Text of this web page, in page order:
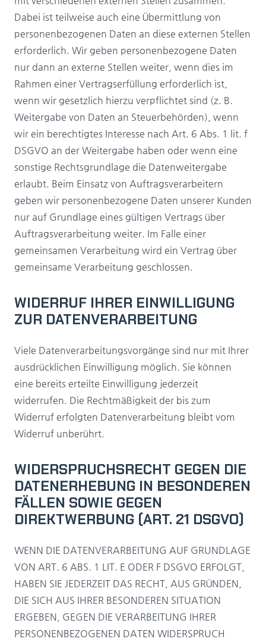
Dabei ist teilweise auch eine Übermittlung von
personenbezogenen Daten an diese externen Stellen
erforderlich. Wir geben personenbezogene Daten
nur dann an externe Stellen weiter, wenn dies im
Rahmen einer Vertragserfüllung erforderlich ist,
wenn wir gesetzlich hierzu verpflichtet sind (z. B.
Weitergabe von Daten an Steuerbehörden), wenn
wir ein berechtigtes Interesse nach Art. 6 Abs. 1 lit. f
DSGVO an der Weitergabe haben oder wenn eine
sonstige Rechtsgrundlage die Datenweitergabe
erlaubt. Beim Einsatz von Auftragsverarbeitern
geben wir personenbezogene Daten unserer Kunden
nur auf Grundlage eines gültigen Vertrags über
Auftragsverarbeitung weiter. Im Falle einer
gemeinsamen Verarbeitung wird ein Vertrag über
gemeinsame Verarbeitung geschlossen.
WIDERRUF IHRER EINWILLIGUNG
ZUR DATENVERARBEITUNG
Viele Datenverarbeitungsvorgänge sind nur mit Ihrer
ausdrücklichen Einwilligung möglich. Sie können
eine bereits erteilte Einwilligung jederzeit
widerrufen. Die Rechtmäßigkeit der bis zum
Widerruf erfolgten Datenverarbeitung bleibt vom
Widerruf unberührt.
WIDERSPRUCHSRECHT GEGEN DIE
DATENERHEBUNG IN BESONDEREN
FÄLLEN SOWIE GEGEN
DIREKTWERBUNG (ART. 21 DSGVO)
WENN DIE DATENVERARBEITUNG AUF GRUNDLAGE
VON ART. 6 ABS. 1 LIT. E ODER F DSGVO ERFOLGT,
HABEN SIE JEDERZEIT DAS RECHT, AUS GRÜNDEN,
DIE SICH AUS IHRER BESONDEREN SITUATION
ERGEBEN, GEGEN DIE VERARBEITUNG IHRER
PERSONENBEZOGENEN DATEN WIDERSPRUCH